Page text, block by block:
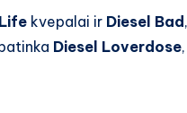
kvepalai ir Diesel Bad
Diesel Loverdose